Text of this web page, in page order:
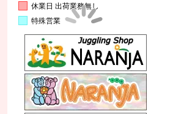
休業日 出荷業務無し
特殊営業